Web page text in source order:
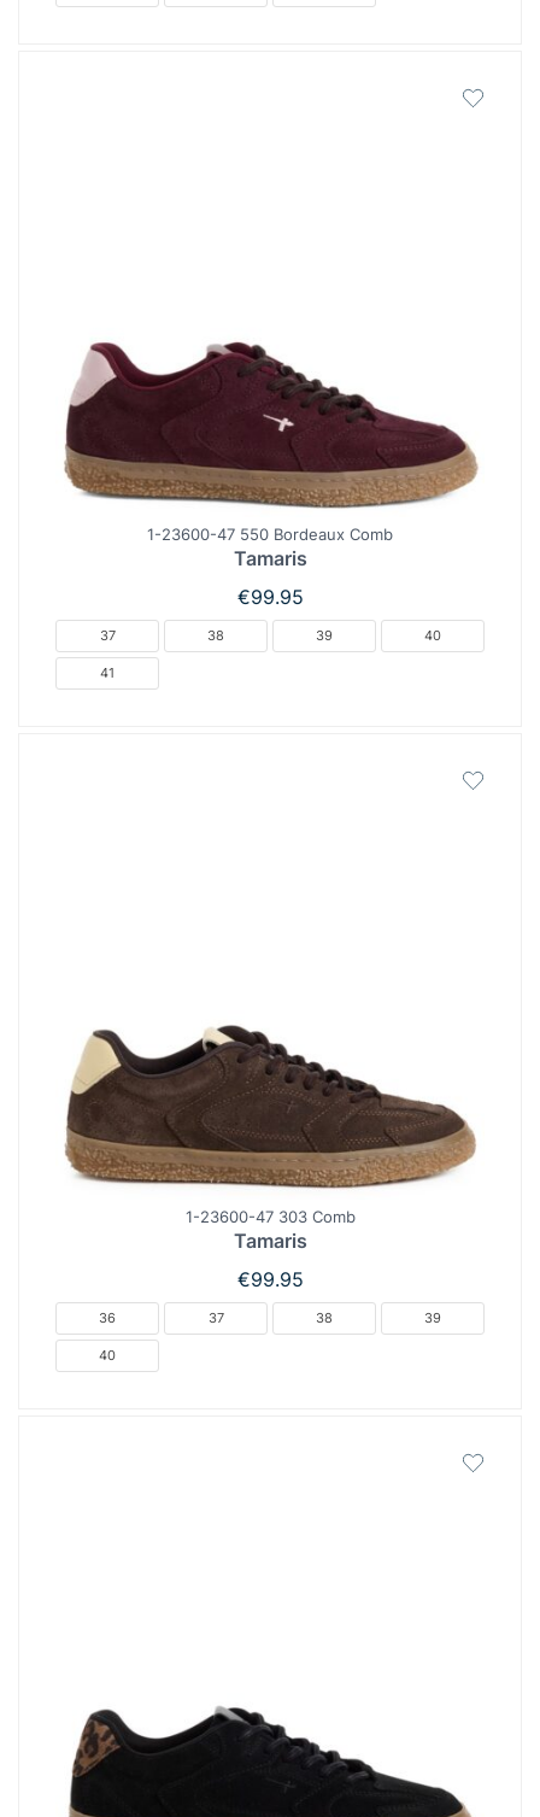
1-23600-47 550 Bordeaux Comb
Tamaris
€99.95
37 38 39 40
41
1-23600-47 303 Comb
Tamaris
€99.95
36 37 38 39
40